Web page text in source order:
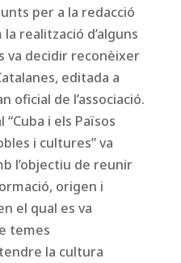
per a la redacció
realització d’alguns
va decidir reconèixer
editada a
oficial de l’associació.
i els Països
i cultures” va
l’objectiu de reunir
origen i
el qual es va
temes
la cultura